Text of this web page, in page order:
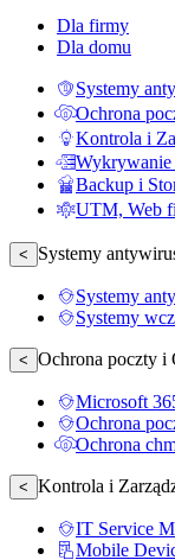
Dla firmy
Dla domu
Systemy
Ochrona
Kontrola i
Wykrywanie
Backup i
UTM, Web
< Systemy
Systemy
Systemy
< Ochrona poczty i
Microsoft
Ochrona
Ochrona
< Kontrola i
IT Service
Mobile